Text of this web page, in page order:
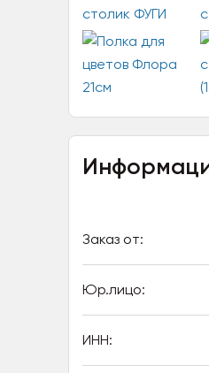
Заказ от:
Юр.лицо:
ИНН: